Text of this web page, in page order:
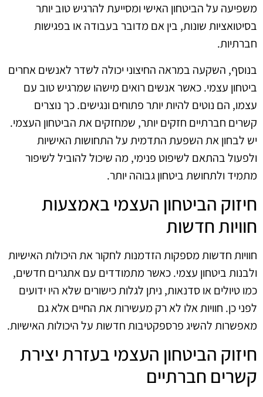
משפיעה על הביטחון האישי ומסייעת להרגיש טוב יותר
בסיטואציות שונות, בין אם מדובר בעבודה או בפגישות
חברתיות.
בנוסף, השקעה במראה החיצוני יכולה לשדר לאנשים אחרים
ביטחון עצמי. כאשר אנשים רואים מישהו שמרגיש טוב עם
עצמו, הם נוטים להיות יותר פתוחים ונגישים. כך נוצרים
קשרים חברתיים חזקים יותר, שמחזקים את הביטחון העצמי.
יש לבחון את השפעת התדמית על התחושות האישיות
ולפעול בהתאם לשיפוט פנימי, מה שיכול להוביל לשיפור
מתמיד ולתחושת ביטחון גבוהה יותר.
חיזוק הביטחון העצמי באמצעות
חוויות חדשות
חוויות חדשות מספקות הזדמנות לחקור את היכולות האישיות
ולבנות ביטחון עצמי. כאשר מתמודדים עם אתגרים חדשים,
כמו טיולים או סדנאות, ניתן לגלות כישורים שלא היו ידועים
לפני כן. חוויות אלו לא רק מעשירות את החיים אלא גם
מאפשרות להשיג פרספקטיבות חדשות על היכולות האישיות.
חיזוק הביטחון העצמי בעזרת יצירת
קשרים חברתיים